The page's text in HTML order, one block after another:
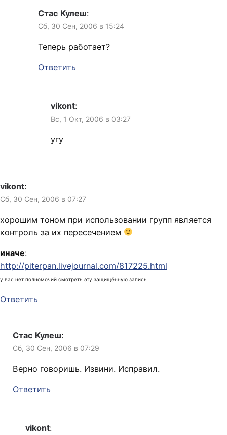
Стас Кулеш:
Сб, 30 Сен, 2006 в 15:24
Теперь работает?
Ответить
vikont:
Вс, 1 Окт, 2006 в 03:27
угу
vikont:
Сб, 30 Сен, 2006 в 07:27
хорошим тоном при использовании групп является
контроль за их пересечением
иначе:
http://piterpan.livejournal.com/817225.html
у вас нет полномочий смотреть эту защищённую запись
Ответить
Стас Кулеш:
Сб, 30 Сен, 2006 в 07:29
Верно говоришь. Извини. Исправил.
Ответить
vikont: